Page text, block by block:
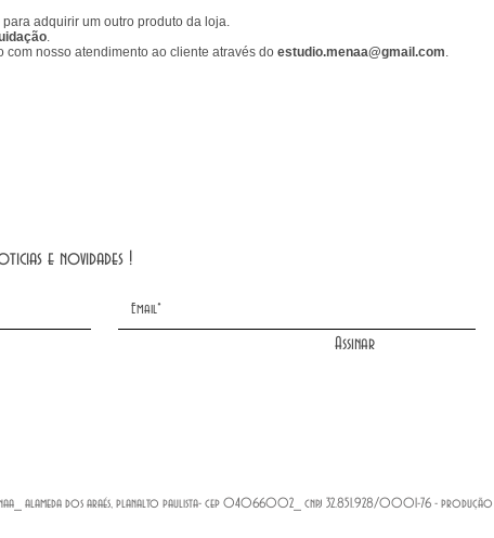
para adquirir um outro produto da loja.
.
com nosso atendimento ao cliente através do estudio.menaa@gmail.com.
e novidades !
Assinar
alameda dos araés, planalto paulista- cep 04066002_ cnpj 32.851.928/0001-76 - produção